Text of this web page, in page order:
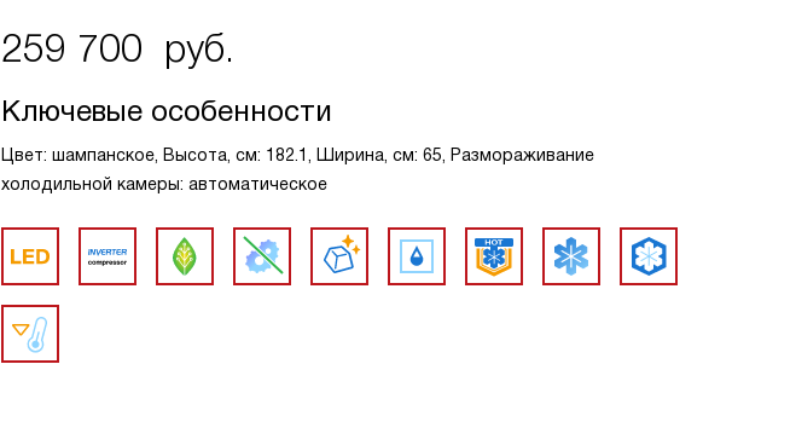
259 700 руб.
Ключевые особенности
Цвет: шампанское, Высота, см: 182.1, Ширина, см: 65, Размораживание
холодильной камеры: автоматическое